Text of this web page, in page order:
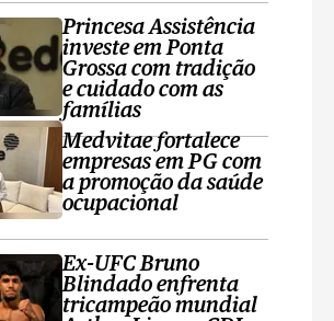
Princesa Assistência
investe em Ponta
Grossa com tradição
e cuidado com as
famílias
Medvitae fortalece
empresas em PG com
a promoção da saúde
ocupacional
Ex-UFC Bruno
Blindado enfrenta
tricampeão mundial